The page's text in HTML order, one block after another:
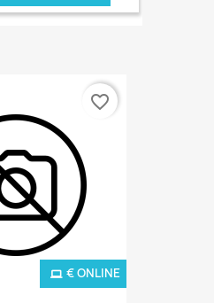
€ ONLINE
€ ONLINE
favorite_border